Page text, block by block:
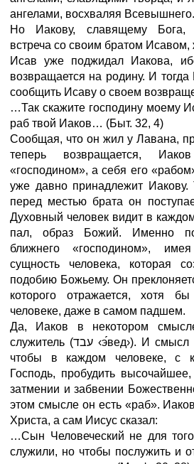
ангелами, восхваляя Всевышнего.
Но Иакову, славящему Бога,
встреча со своим братом
Исав уже поджидал Иакова,
возвращается на родину. И
сообщить Исаву о своем
…Так скажите господину моему
раб твой Иаков… (Быт. 32, 4)
Сообщая, что он жил у Лавана,
теперь возвращается,
«господином», а себя его
уже давно принадлежит Иакову.
перед местью брата он
Духовный человек видит в
пал, образ Божий. Именно
ближнего «господином»,
сущность человека, которая
подобию Божьему. Он
которого отражается, хотя
человеке, даже в самом падшем.
Да, Иаков в некотором
‹эвед›). И смысл
чтобы в каждом человеке, с
Господь, пробудить
затмении и забвении
этом смысле он есть «раб».
Христа, а сам Иисус сказал:
…Сын Человеческий не для того
служили, но чтобы послужить и